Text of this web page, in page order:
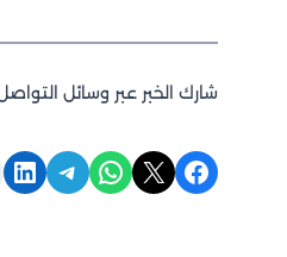
شارك الخبر عبر وسائل
Share on Facebook
Share on X
Share on WhatsApp
Share on Telegram
Share on LinkedIn